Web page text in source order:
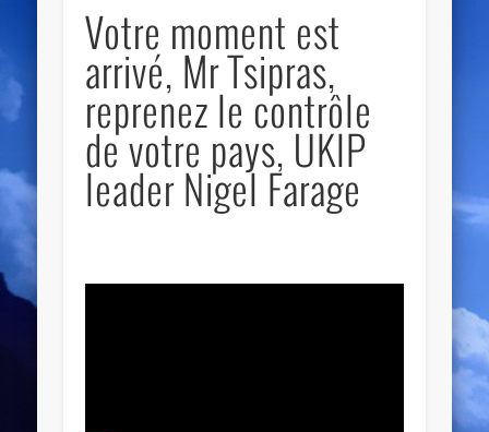
Votre moment est
arrivé, Mr Tsipras,
reprenez le contrôle
de votre pays, UKIP
leader Nigel Farage